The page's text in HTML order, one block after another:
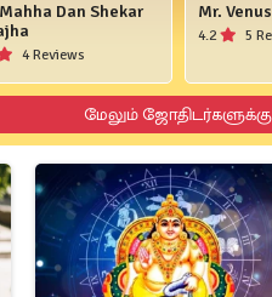
Dan Shekar
4 Reviews
Mr.
4.2 5
மேலும் ஜோதிடர்களுக்கு